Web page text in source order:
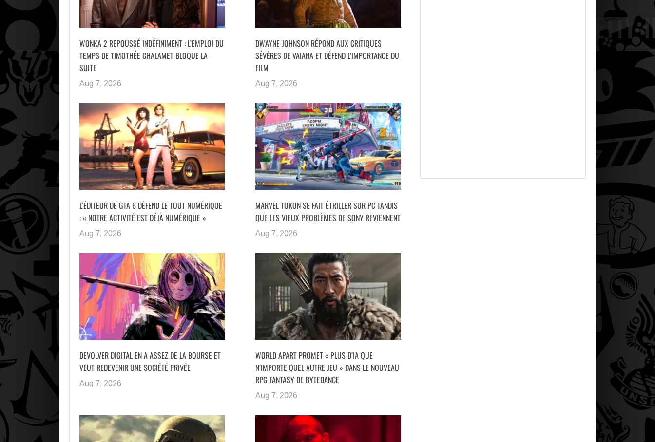
WONKA 2 REPOUSSÉ INDÉFINIMENT : L’EMPLOI DU
TEMPS DE TIMOTHÉE CHALAMET BLOQUE LA
SUITE
Aug 7, 2026
DWAYNE JOHNSON RÉPOND AUX CRITIQUES
SÉVÈRES DE VAIANA ET DÉFEND L’IMPORTANCE DU
FILM
Aug 7, 2026
L’ÉDITEUR DE GTA 6 DÉFEND LE TOUT NUMÉRIQUE
: « NOTRE ACTIVITÉ EST DÉJÀ NUMÉRIQUE »
Aug 7, 2026
MARVEL TOKON SE FAIT ÉTRILLER SUR PC TANDIS
QUE LES VIEUX PROBLÈMES DE SONY REVIENNENT
Aug 7, 2026
DEVOLVER DIGITAL EN A ASSEZ DE LA BOURSE ET
VEUT REDEVENIR UNE SOCIÉTÉ PRIVÉE
Aug 7, 2026
WORLD APART PROMET « PLUS D’IA QUE
N’IMPORTE QUEL AUTRE JEU » DANS LE NOUVEAU
RPG FANTASY DE BYTEDANCE
Aug 7, 2026